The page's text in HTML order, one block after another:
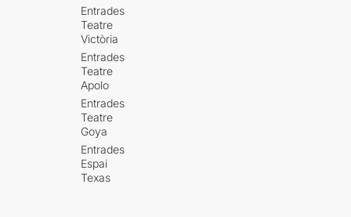
Entrades
Teatre
Victòria
Entrades
Teatre
Apolo
Entrades
Teatre
Goya
Entrades
Espai
Texas